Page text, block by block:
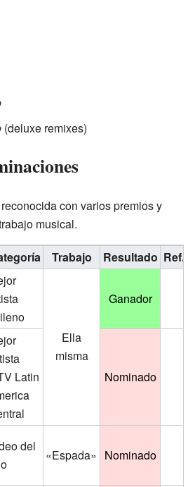
(deluxe remixes)
con varios premios y
musical.
Trabajo Resultado Ref.
Ella
misma
Ganador
Latin
Nominado
del
«Espada» Nominado